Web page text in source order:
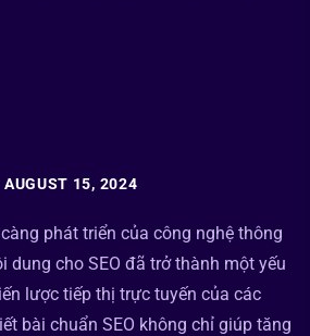
AUGUST 15, 2024
phát triển của công nghệ thông
dung cho SEO đã trở thành một yếu
lược tiếp thị trực tuyến của các
bài chuẩn SEO không chỉ giúp tăng